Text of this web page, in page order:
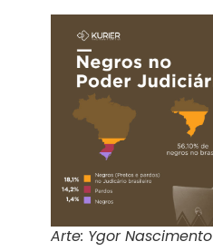
Arte: Ygor Nascimento